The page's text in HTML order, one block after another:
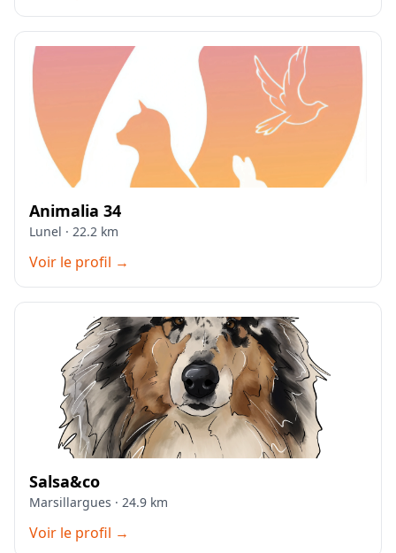
Animalia 34
Lunel · 22.2 km
Voir le profil →
Salsa&co
Marsillargues · 24.9 km
Voir le profil →